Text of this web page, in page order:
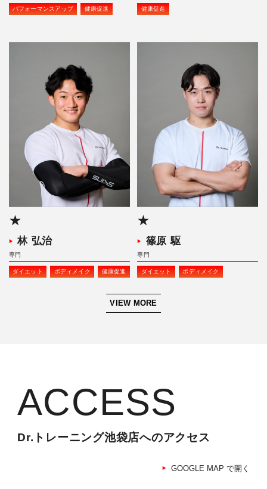
パフォーマンスアップ 健康促進 健康促進
★
林 弘治
専門
ダイエット ボディメイク 健康促進
★
篠原 駆
専門
ダイエット ボディメイク
VIEW MORE
ACCESS
Dr.トレーニング池袋店へのアクセス
GOOGLE MAP で開く